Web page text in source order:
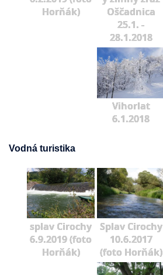
Horňák)
Oščadnica
25.1. -
28.1.2018
Vihorlat
6.1.2018
Vodná turistika
splav Cirochy
6.9.2019 (foto
Horňák)
Splav Cirochy
10.6.2017
(foto Horňák)